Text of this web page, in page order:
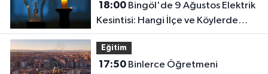
18:00Bingöl'de 9 Ağustos Elektrik
Kesintisi: Hangi İlçe ve Köylerde
Elektrikler Kesilecek?
Eğitim
17:50Binlerce Öğretmeni